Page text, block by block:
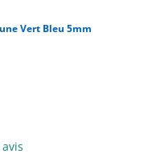
Vert Bleu 5mm